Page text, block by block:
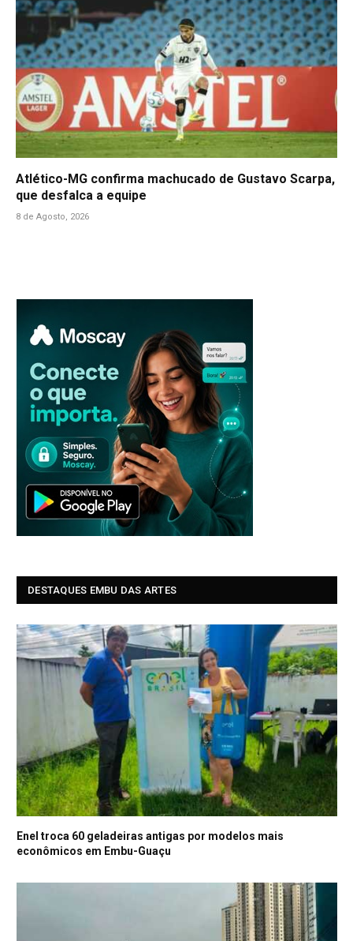
Atlético-MG confirma machucado de Gustavo Scarpa,
que desfalca a equipe
8 de Agosto, 2026
DESTAQUES EMBU DAS ARTES
Enel troca 60 geladeiras antigas por modelos mais
econômicos em Embu-Guaçu